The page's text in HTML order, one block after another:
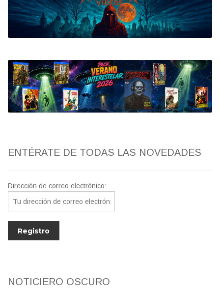
Bluray
Clasificada S
artwork
fantaterror
Jesús Franco
ENTÉRATE DE TODAS LAS NOVEDADES
Dirección de correo electrónico:
NOTICIERO OSCURO